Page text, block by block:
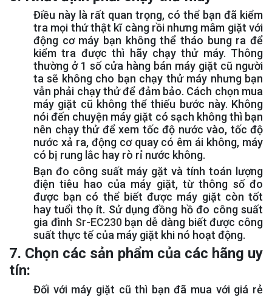
Điều này là rất quan trọng, có thể bạn đã kiểm
tra mọi thứ thật kĩ càng rồi nhưng mâm giặt với
động cơ máy bạn không thể tháo bung ra để
kiểm tra được thì hãy chạy thử máy. Thông
thường ở 1 số cửa hàng bán máy giặt cũ người
ta sẽ không cho bạn chạy thử máy nhưng bạn
vẫn phải chạy thử để đảm bảo. Cách chọn mua
máy giặt cũ không thể thiếu bước này. Không
nói đến chuyện máy giặt có sạch không thì bạn
nên chạy thử để xem tốc độ nước vào, tốc độ
nước xả ra, động cơ quay có êm ái không, máy
có bị rung lắc hay rò rỉ nước không.
Bạn đo công suất máy gặt và tính toán lượng
điện tiêu hao của máy giặt, từ thông số đo
được bạn có thể biết được máy giặt còn tốt
hay tuổi thọ ít. Sử dụng đồng hồ đo công suất
gia đình Sr-EC230bạn dễ dàng biết được công
suất thực tế của máy giặt khi nó hoạt động.
7. Chọn các sản phẩm của các hãng uy
tín:
Đối với máy giặt cũ thì bạn đã mua với giá rẻ